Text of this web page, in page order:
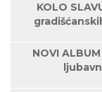
KOLO
NOVI